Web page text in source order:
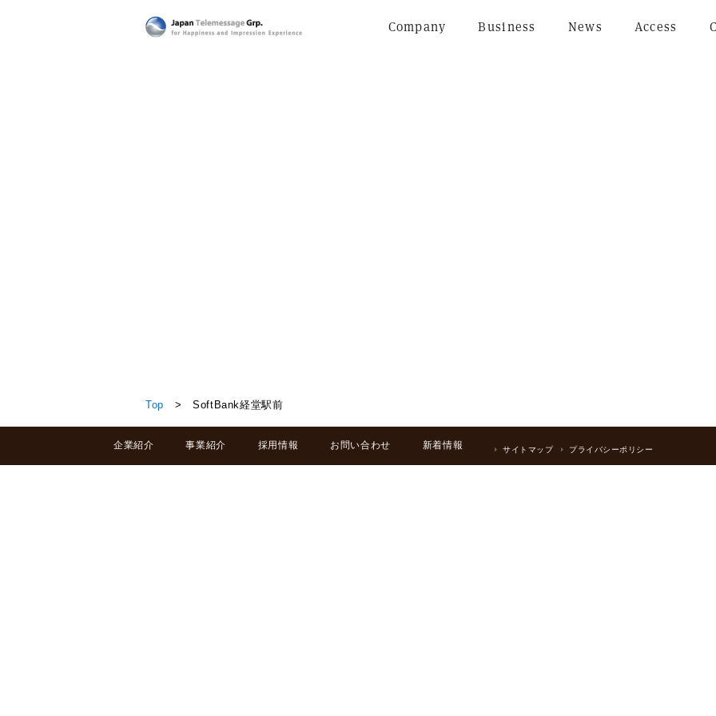
Company Business News Access
Top > SoftBank経堂駅前
企業紹介 事業紹介 採用情報 お問い合わせ 新着情報 サイトマップ プライバシーポリシー